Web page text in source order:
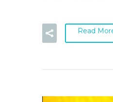
Read